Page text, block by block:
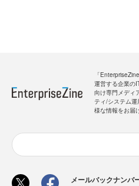
「
運営する企業の
向け専門メディ
ティ/システム
様な情報をお届
メールバックナンバ